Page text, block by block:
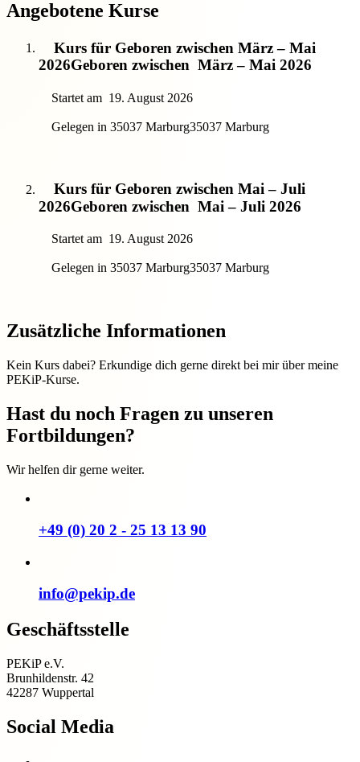
Angebotene Kurse
Kurs für Geboren zwischen März – Mai
2026Geboren zwischen März – Mai 2026
Startet am 19. August 2026
Gelegen in 35037 Marburg35037 Marburg
Kurs für Geboren zwischen Mai – Juli
2026Geboren zwischen Mai – Juli 2026
Startet am 19. August 2026
Gelegen in 35037 Marburg35037 Marburg
Zusätzliche Informationen
Kein Kurs dabei? Erkundige dich gerne direkt bei mir über meine
PEKiP-Kurse.
Hast du noch Fragen zu unseren
Fortbildungen?
Wir helfen dir gerne weiter.
+49 (0) 20 2 - 25 13 13 90
info@pekip.de
Geschäftsstelle
PEKiP e.V.
Brunhildenstr. 42
42287 Wuppertal
Social Media